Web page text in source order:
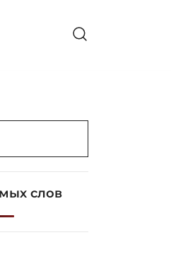
слов